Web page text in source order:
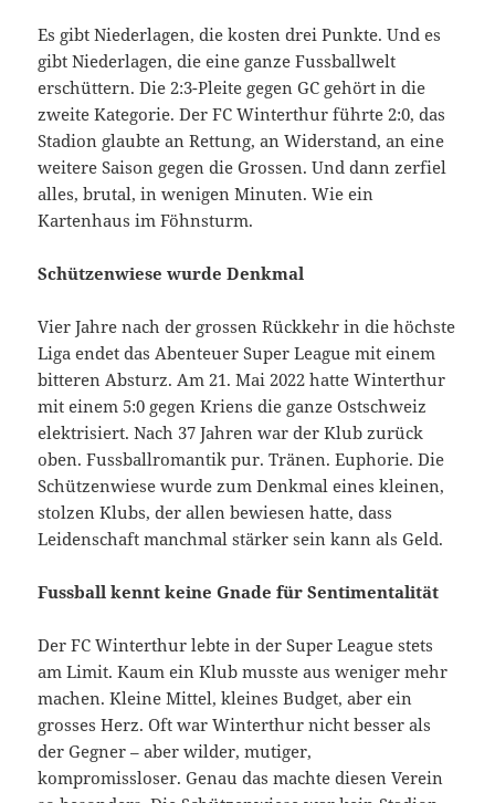
Es gibt Niederlagen, die kosten drei Punkte. Und es
gibt Niederlagen, die eine ganze Fussballwelt
erschüttern. Die 2:3-Pleite gegen GC gehört in die
zweite Kategorie. Der FC Winterthur führte 2:0, das
Stadion glaubte an Rettung, an Widerstand, an eine
weitere Saison gegen die Grossen. Und dann zerfiel
alles, brutal, in wenigen Minuten. Wie ein
Kartenhaus im Föhnsturm.
Schützenwiese wurde Denkmal
Vier Jahre nach der grossen Rückkehr in die höchste
Liga endet das Abenteuer Super League mit einem
bitteren Absturz. Am 21. Mai 2022 hatte Winterthur
mit einem 5:0 gegen Kriens die ganze Ostschweiz
elektrisiert. Nach 37 Jahren war der Klub zurück
oben. Fussballromantik pur. Tränen. Euphorie. Die
Schützenwiese wurde zum Denkmal eines kleinen,
stolzen Klubs, der allen bewiesen hatte, dass
Leidenschaft manchmal stärker sein kann als Geld.
Fussball kennt keine Gnade für Sentimentalität
Der FC Winterthur lebte in der Super League stets
am Limit. Kaum ein Klub musste aus weniger mehr
machen. Kleine Mittel, kleines Budget, aber ein
grosses Herz. Oft war Winterthur nicht besser als
der Gegner – aber wilder, mutiger,
kompromissloser. Genau das machte diesen Verein